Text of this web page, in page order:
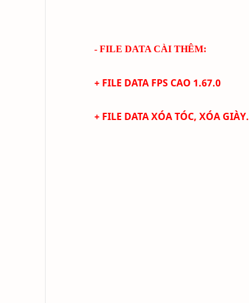
- FILE DATA CÀI THÊM:
+ FILE DATA FPS CAO 1.67.0
+ FILE DATA XÓA TÓC, XÓA GIÀY.